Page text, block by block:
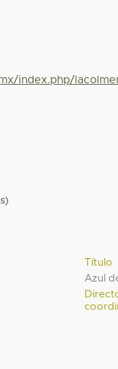
index.php/
Título
Azul